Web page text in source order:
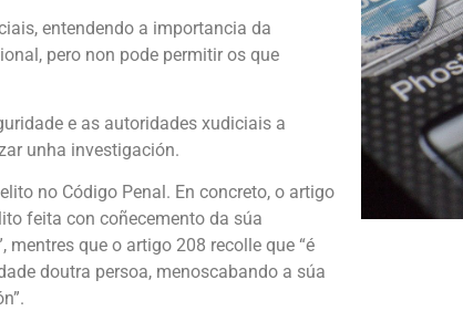
entendendo a importancia da
pero non pode permitir os que
e as autoridades xudiciais a
unha investigación.
no Código Penal. En concreto, o artigo
feita con coñecemento da súa
que o artigo 208 recolle que “é
doutra persoa, menoscabando a súa